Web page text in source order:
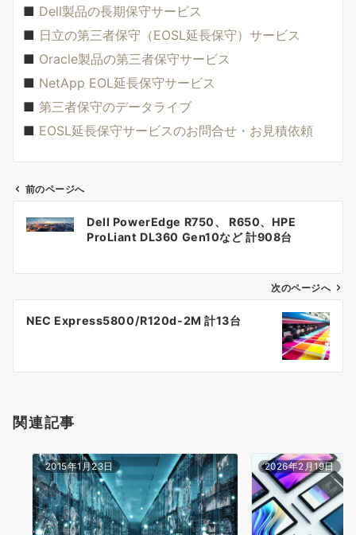
■ Dell製品の長期保守サービス
■ 日立の第三者保守（EOSL延長保守）サービス
■ Oracle製品の第三者保守サービス
■ NetApp EOL延長保守サービス
■ 第三者保守のデータライブ
■ EOSL延長保守サービスのお問合せ・お見積依頼
投
ゲ
シ
ン
前のページへ
Dell PowerEdge R750、 R650、HPE
ProLiant DL360 Gen10など 計908台
次のページへ
NEC Express5800/R120d-2M 計13台
関連記事
2015年1月23日 2026年2月19日